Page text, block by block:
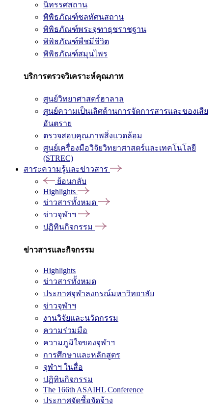
นิทรรศสถาน
พิพิธภัณฑ์ชลทัศนสถาน
พิพิธภัณฑ์พระจุฑาธุชราชฐาน
พิพิธภัณฑ์พืชมีชีวิต
พิพิธภัณฑ์สมุนไพร
บริการตรวจวิเคราะห์คุณภาพ
ศูนย์วิทยาศาสตร์ฮาลาล
ศูนย์ความเป็นเลิศด้านการจัดการสารและของเสีย
อันตราย
ตรวจสอบคุณภาพสิ่งแวดล้อม
ศูนย์เครื่องมือวิจัยวิทยาศาสตร์และเทคโนโลยี
(STREC)
สาระความรู้และข่าวสาร
ย้อนกลับ
Highlights
ข่าวสารทั้งหมด
ข่าวจุฬาฯ
ปฏิทินกิจกรรม
ข่าวสารและกิจกรรม
Highlights
ข่าวสารทั้งหมด
ประกาศจุฬาลงกรณ์มหาวิทยาลัย
ข่าวจุฬาฯ
งานวิจัยและนวัตกรรม
ความร่วมมือ
ความภูมิใจของจุฬาฯ
การศึกษาและหลักสูตร
จุฬาฯ ในสื่อ
ปฏิทินกิจกรรม
The 166th ASAIHL Conference
ประกาศจัดซื้อจัดจ้าง